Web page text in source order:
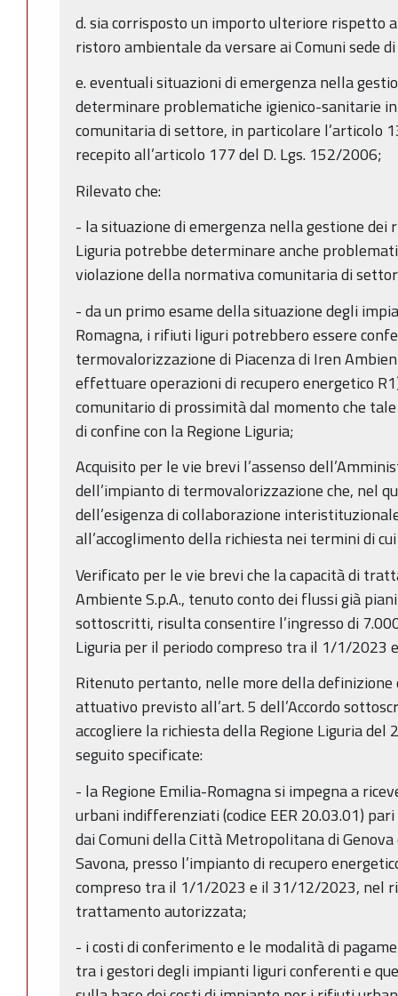
d. sia corrisposto un importo ulteriore rispetto
ristoro ambientale da versare ai Comuni sede
e. eventuali situazioni di emergenza nella
determinare problematiche igienico-sanitarie
comunitaria di settore, in particolare l’articolo
recepito all’articolo 177 del D. Lgs. 152/2006;
Rilevato che:
- la situazione di emergenza nella gestione
Liguria potrebbe determinare anche
violazione della normativa comunitaria di
- da un primo esame della situazione degli
Romagna, i rifiuti liguri potrebbero essere
termovalorizzazione di Piacenza di Iren
effettuare operazioni di recupero energetico
comunitario di prossimità dal momento che
di confine con la Regione Liguria;
Acquisito per le vie brevi l’assenso
dell’impianto di termovalorizzazione che, nel
dell’esigenza di collaborazione
all’accoglimento della richiesta nei termini di
Verificato per le vie brevi che la capacità di
Ambiente S.p.A., tenuto conto dei flussi già
sottoscritti, risulta consentire l’ingresso di
Liguria per il periodo compreso tra il 1/1/2023
Ritenuto pertanto, nelle more della definizione
attuativo previsto all’art. 5 dell’Accordo
accogliere la richiesta della Regione Liguria
seguito specificate:
- la Regione Emilia-Romagna si impegna a
urbani indifferenziati (codice EER 20.03.01)
dai Comuni della Città Metropolitana di
Savona, presso l’impianto di recupero
compreso tra il 1/1/2023 e il 31/12/2023, nel
trattamento autorizzata;
- i costi di conferimento e le modalità di
tra i gestori degli impianti liguri conferenti e